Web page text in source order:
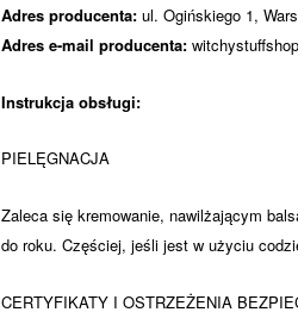
Adres producenta: ul. Ogińskiego 1,
Adres e-mail producenta:
Instrukcja obsługi:
PIELĘGNACJA
Zaleca się kremowanie, nawilżającym
do roku. Częściej, jeśli jest w użyciu
CERTYFIKATY I OSTRZEŻENIA